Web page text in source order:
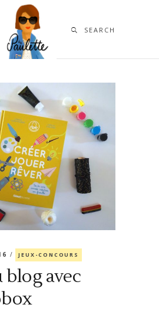
SEARCH
JEUX-CONCOURS
blog avec